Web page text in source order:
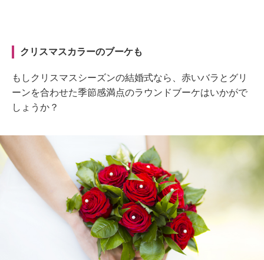
クリスマスカラーのブーケも
もしクリスマスシーズンの結婚式なら、赤いバラとグリ
ーンを合わせた季節感満点のラウンドブーケはいかがで
しょうか？